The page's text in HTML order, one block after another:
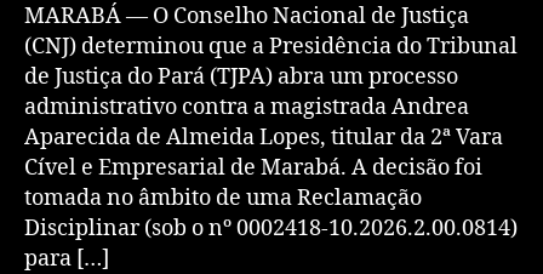
​MARABÁ — O Conselho Nacional de Justiça
(CNJ) determinou que a Presidência do Tribunal
de Justiça do Pará (TJPA) abra um processo
administrativo contra a magistrada Andrea
Aparecida de Almeida Lopes, titular da 2ª Vara
Cível e Empresarial de Marabá. A decisão foi
tomada no âmbito de uma Reclamação
Disciplinar (sob o nº 0002418-10.2026.2.00.0814)
para […]